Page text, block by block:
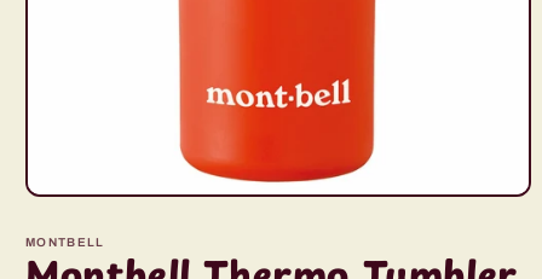
動
視
MONTBELL